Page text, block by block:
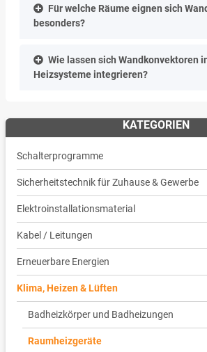
Für welche Räume eignen sich
besonders?
Wie lassen sich Wandkonvektoren
Heizsysteme integrieren?
KATEGORIEN
Schalterprogramme
Sicherheitstechnik für Zuhause & Gewerbe
Elektroinstallationsmaterial
Kabel / Leitungen
Erneuerbare Energien
Klima, Heizen & Lüften
Badheizkörper und Badheizungen
Raumheizgeräte